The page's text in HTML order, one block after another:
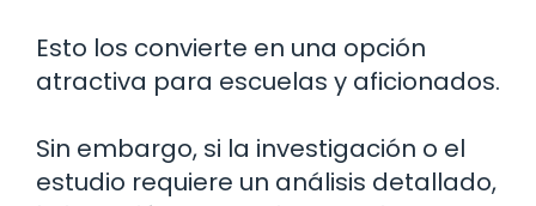
Esto los convierte en una opción
atractiva para escuelas y aficionados.
Sin embargo, si la investigación o el
estudio requiere un análisis detallado,